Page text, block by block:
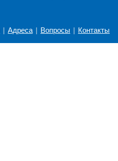
| Адреса | Вопросы | Контакты